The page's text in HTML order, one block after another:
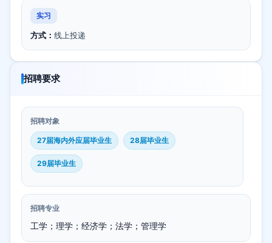
实习
方式： 线上投递
招聘要求
招聘对象
27届海内外应届毕业生 28届毕业生
29届毕业生
招聘专业
工学；理学；经济学；法学；管理学